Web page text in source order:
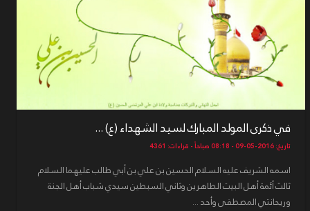
في ذكرى المولد المبارك لسيد الشهداء (ع) ...
تاريخ: 2016-05-09 - 08:18 صباحاً - قراءات: 4361
اسمه الشريف عليه السلام الحسين بن علي بن أبي طالب عليهما السلام
ثالث أئمة أهل البيت الطاهرين وثاني السبطين سيدي شباب أهل الجنة
وريحانتي المصطفى وأحد ...